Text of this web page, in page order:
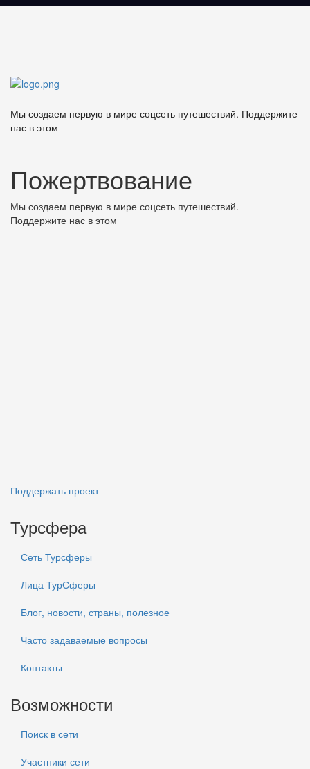
Мы создаем первую в мире соцсеть путешествий. Поддержите
нас в этом
Пожертвование
Мы создаем первую в мире соцсеть путешествий.
Поддержите нас в этом
Поддержать проект
Турсфера
Сеть Турсферы
Лица ТурСферы
Блог, новости, страны, полезное
Часто задаваемые вопросы
Контакты
Возможности
Поиск в сети
Участники сети